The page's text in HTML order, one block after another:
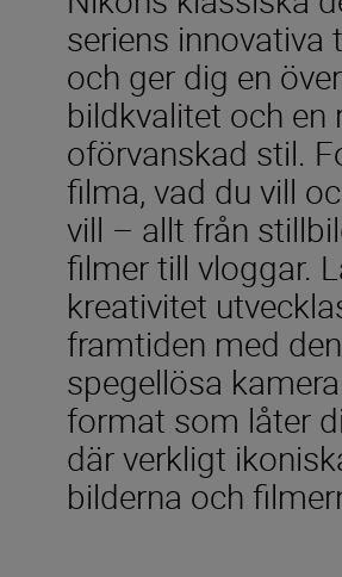
seriens innovativa
och ger dig en
bildkvalitet och en
oförvanskad stil.
filma, vad du vill
vill – allt från
filmer till vloggar.
kreativitet
framtiden med
spegellösa
format som låter
där verkligt
bilderna och